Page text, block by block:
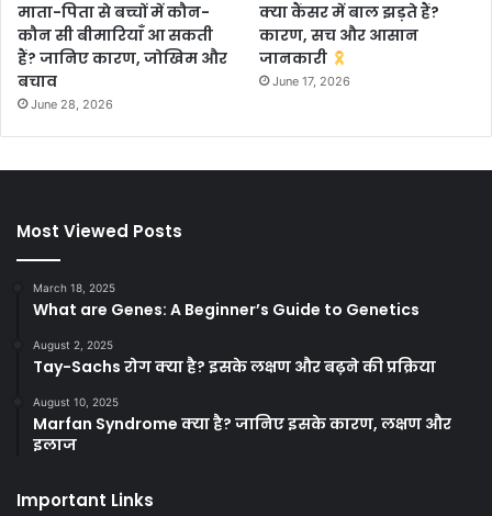
माता-पिता से बच्चों में कौन-
कौन सी बीमारियाँ आ सकती
हैं? जानिए कारण, जोखिम और
बचाव
June 28, 2026
क्या कैंसर में बाल झड़ते हैं?
कारण, सच और आसान
जानकारी
June 17, 2026
Most Viewed Posts
March 18, 2025
What are Genes: A Beginner’s Guide to Genetics
August 2, 2025
Tay-Sachs रोग क्या है? इसके लक्षण और बढ़ने की प्रक्रिया
August 10, 2025
Marfan Syndrome क्या है? जानिए इसके कारण, लक्षण और
इलाज
Important Links